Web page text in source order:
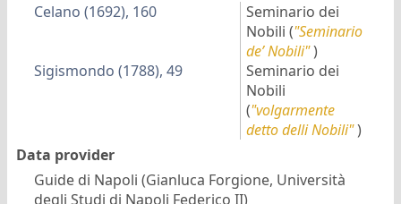
Celano (1692), 160
Seminario dei
Nobili ("Seminario
de’ Nobili")
Sigismondo (1788), 49
Seminario dei
Nobili
("volgarmente
detto delli Nobili")
Data provider
Guide di Napoli (Gianluca Forgione, Università
degli Studi di Napoli Federico II)